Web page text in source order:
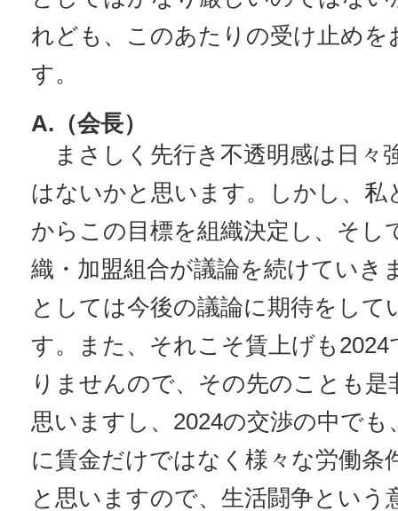
れども、このあたりの受け止めを
す。
A.（会長）
まさしく先行き不透明感は日々
はないかと思います。しかし、私
からこの目標を組織決定し、そし
織・加盟組合が議論を続けていき
としては今後の議論に期待をして
す。また、それこそ賃上げも
りませんので、その先のことも
思いますし、2024の交渉の中でも
に賃金だけではなく様々な労働条
と思いますので、生活闘争という